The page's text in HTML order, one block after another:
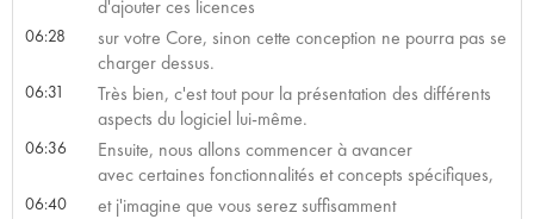
d'ajouter ces licences
06:28
sur votre Core, sinon cette conception ne pourra pas se
charger dessus.
06:31
Très bien, c'est tout pour la présentation des différents
aspects du logiciel lui-même.
06:36
Ensuite, nous allons commencer à avancer
avec certaines fonctionnalités et concepts spécifiques,
06:40 et j'imagine que vous serez suffisamment